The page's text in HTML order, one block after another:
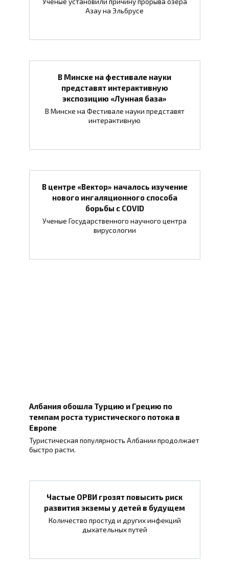
Ученые установили причину прорыва озера
Азау на Эльбрусе
В Минске на фестивале науки
представят интерактивную
экспозицию «Лунная база»
В Минске на Фестивале науки представят
интерактивную
В центре «Вектор» началось изучение
нового ингаляционного способа
борьбы с COVID
Ученые Государственного научного центра
вирусологии
Албания обошла Турцию и Грецию по
темпам роста туристического потока в
Европе
Туристическая популярность Албании продолжает
быстро расти.
Частые ОРВИ грозят повысить риск
развития экземы у детей в будущем
Количество простуд и других инфекций
дыхательных путей